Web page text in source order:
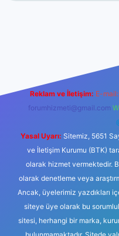
Reklam ve İletişim: E-mail:
forumhizmeti@gmail.com
Yasal Uyarı: Sitemiz, 5651
ve İletişim Kurumu (BTK)
olarak hizmet vermektedir.
olarak denetleme veya
Ancak, üyelerimiz yazdıkları
siteye üye olarak bu
sitesi, herhangi bir marka,